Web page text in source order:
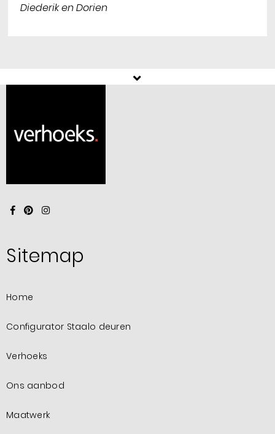
Diederik en Dorien
Sitemap
Home
Configurator Staalo deuren
Verhoeks
Ons aanbod
Maatwerk